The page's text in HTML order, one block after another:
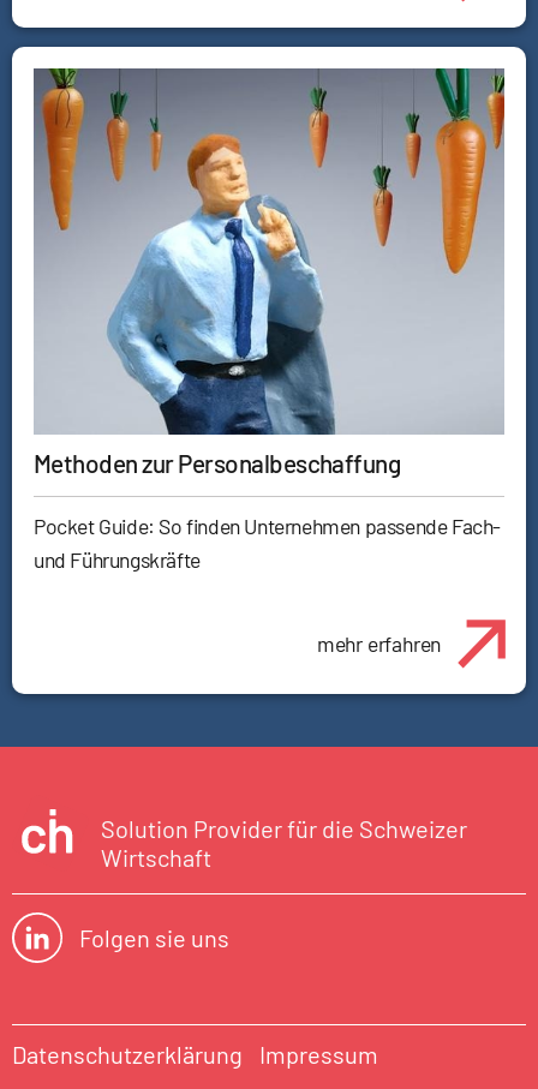
Methoden zur Personalbeschaffung
Pocket Guide: So finden Unternehmen passende Fach-
und Führungskräfte
mehr erfahren
Solution Provider für die Schweizer
Wirtschaft
Folgen sie uns
Datenschutzerklärung Impressum